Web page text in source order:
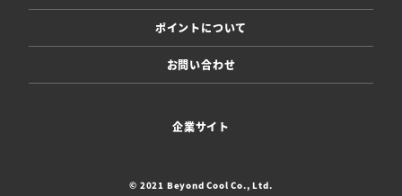
ポイントについて
お問い合わせ
企業サイト
© 2021 Beyond Cool Co., Ltd.